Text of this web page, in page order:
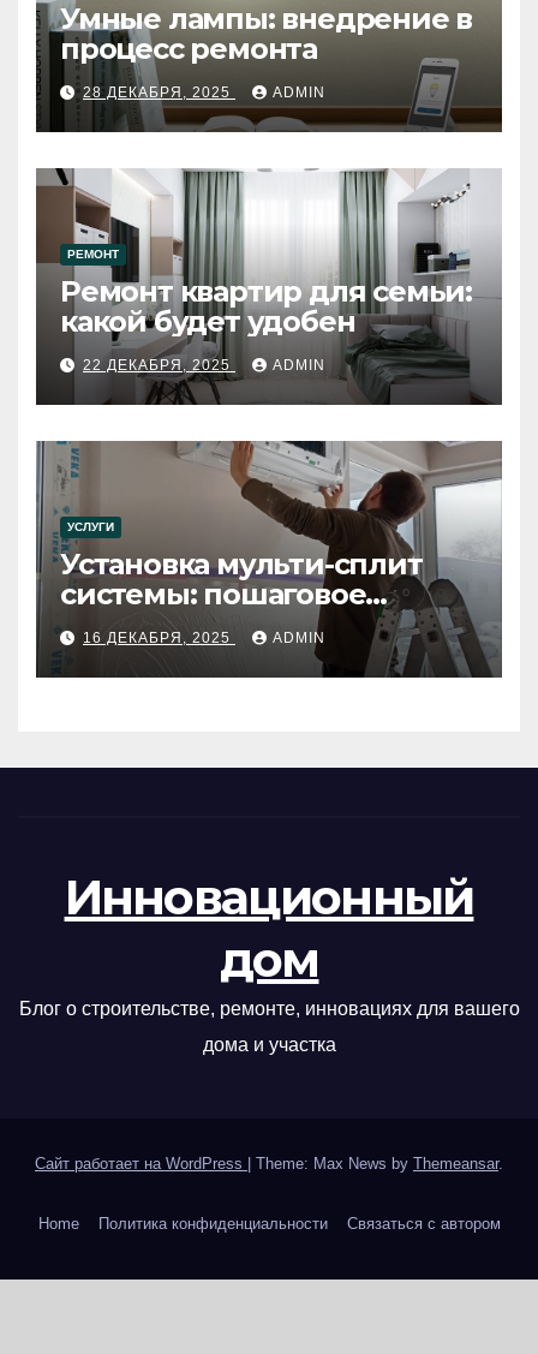
Умные лампы: внедрение в
процесс ремонта
28 ДЕКАБРЯ, 2025 ADMIN
РЕМОНТ
Ремонт квартир для семьи:
какой будет удобен
22 ДЕКАБРЯ, 2025 ADMIN
УСЛУГИ
Установка мульти-сплит
системы: пошаговое
руководство
16 ДЕКАБРЯ, 2025 ADMIN
Инновационный
дом
Блог о строительстве, ремонте, инновациях для вашего
дома и участка
Сайт работает на WordPress Theme: Max News by Themeansar.
Home Политика конфиденциальности Связаться с автором